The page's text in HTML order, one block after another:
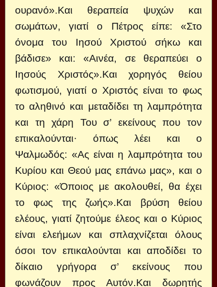
ουρανό».Και θεραπεία ψυχών και
σωμάτων, γιατί ο Πέτρος είπε: «Στο
όνομα του Ιησού Χριστού σήκω και
βάδισε» και: «Αινέα, σε θεραπεύει ο
Ιησούς Χριστός».Και χορηγός θείου
φωτισμού, γιατί ο Χριστός είναι το φως
το αληθινό και μεταδίδει τη λαμπρότητα
και τη χάρη Του σ’ εκείνους που τον
επικαλούνται· όπως λέει και ο
Ψαλμωδός: «Ας είναι η λαμπρότητα του
Κυρίου και Θεού μας επάνω μας», και ο
Κύριος: «Όποιος με ακολουθεί, θα έχει
το φως της ζωής».Και βρύση θείου
ελέους, γιατί ζητούμε έλεος και ο Κύριος
είναι ελεήμων και σπλαχνίζεται όλους
όσοι τον επικαλούνται και αποδίδει το
δίκαιο γρήγορα σ’ εκείνους που
φωνάζουν προς Αυτόν.Και δωρητής